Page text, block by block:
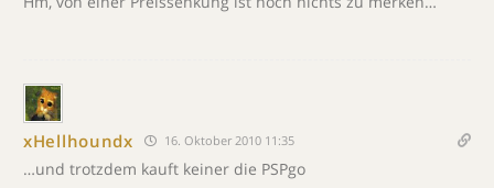
xHellhoundx 16. Oktober 2010 11:35
…und trotzdem kauft keiner die PSPgo